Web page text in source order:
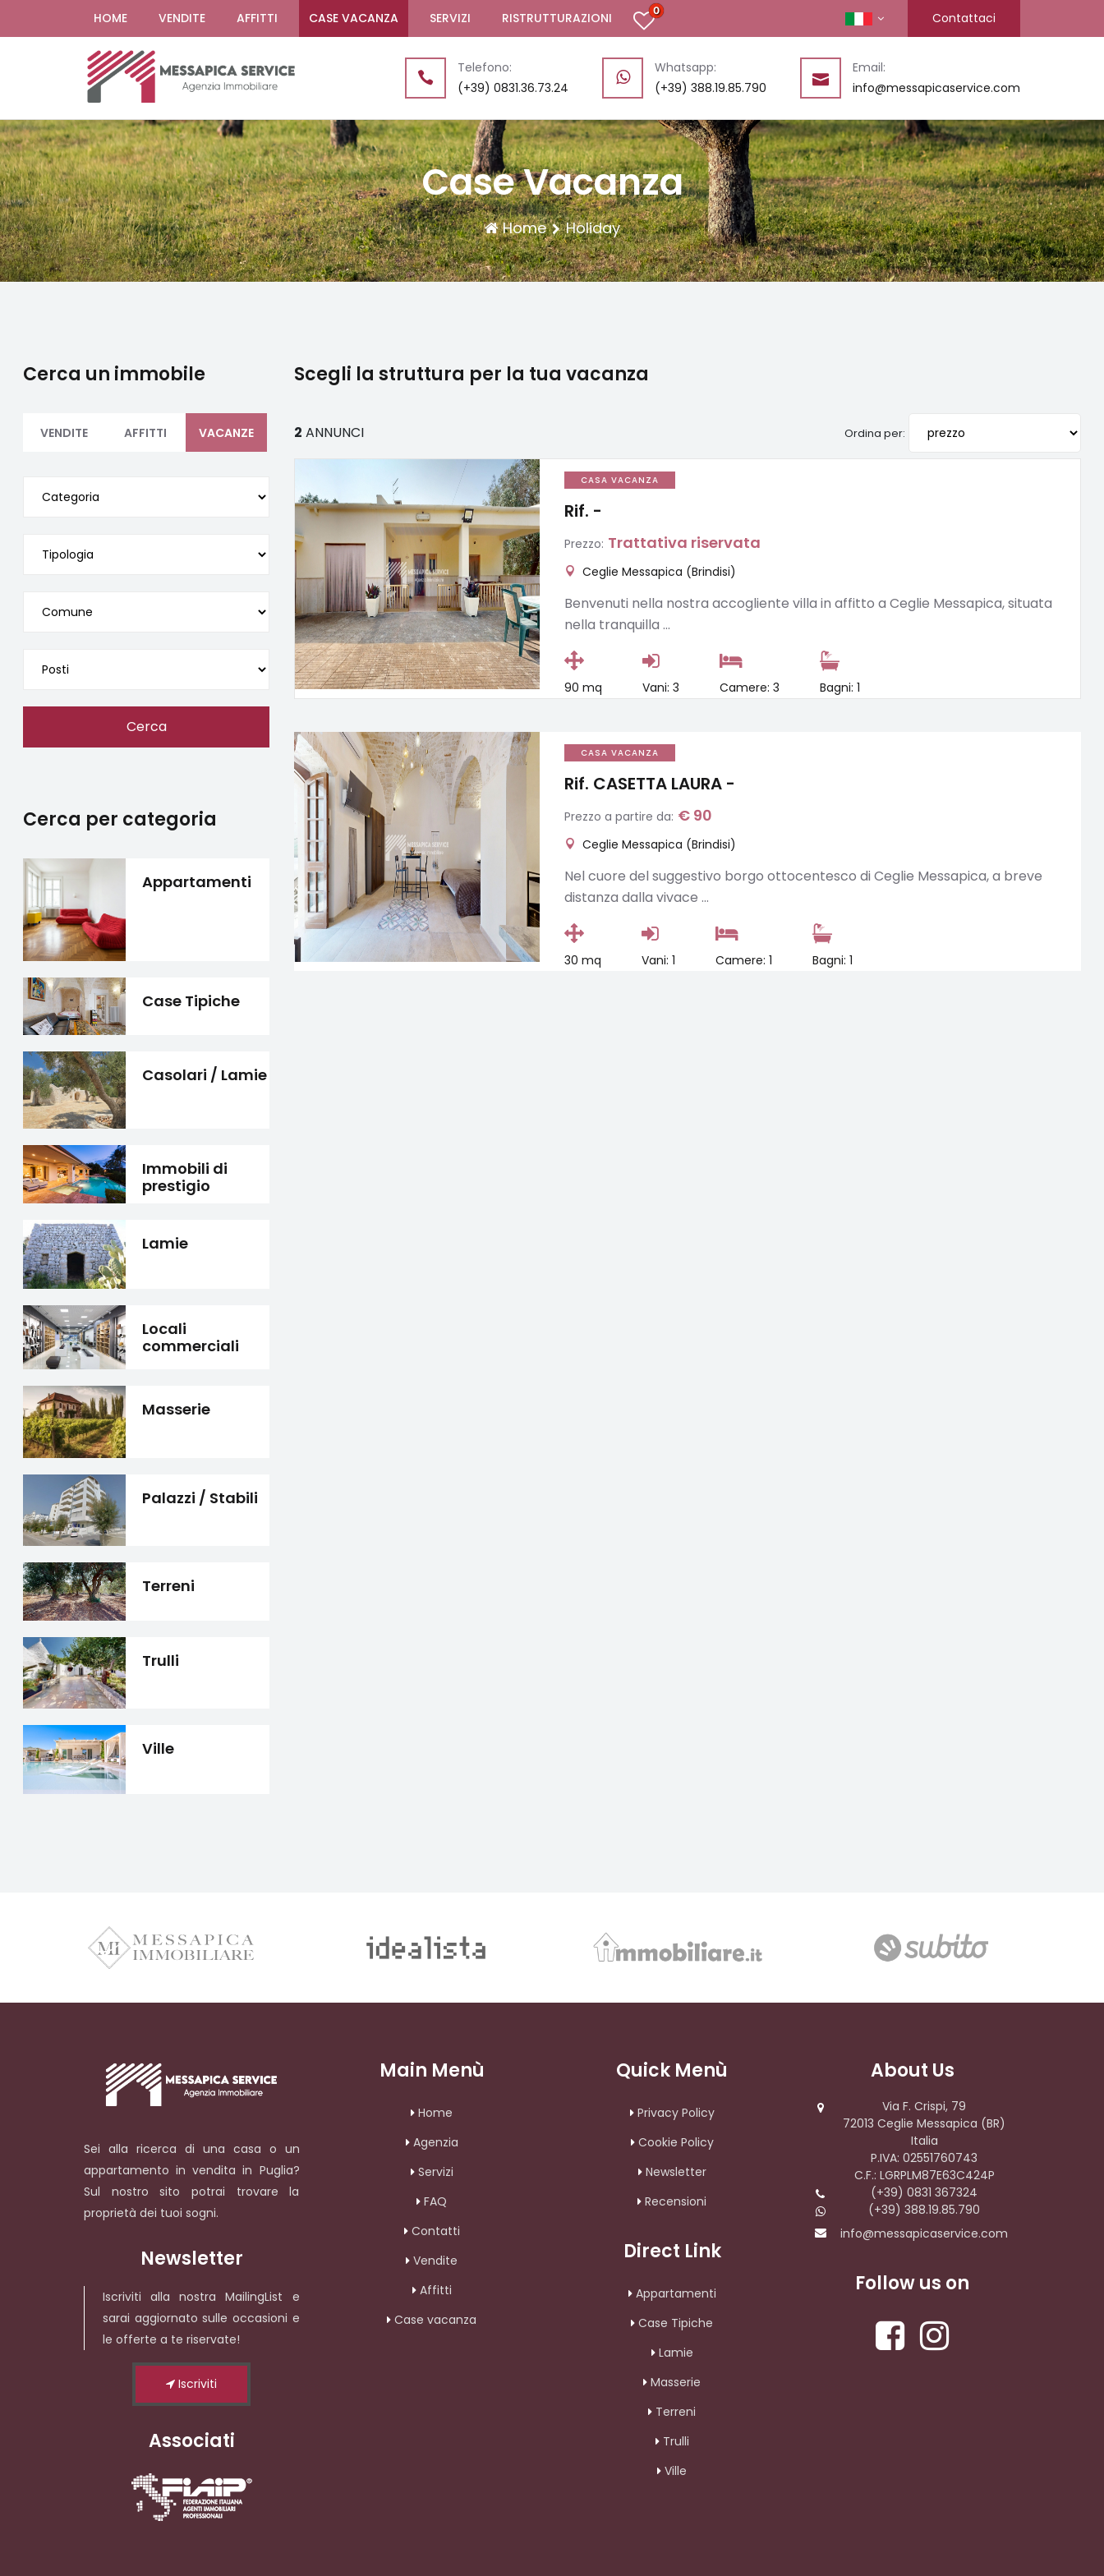
HOME VENDITE AFFITTI CASE VACANZA SERVIZI RISTRUTTURAZIONI 0 Contattaci
Telefono:
(+39) 0831.36.73.24
Whatsapp:
(+39) 388.19.85.790
Email:
info@messapicaservice.com
Case Vacanza
Home Holiday
Cerca un immobile
VENDITE AFFITTI VACANZE
Cerca
Cerca per categoria
Appartamenti
Case Tipiche
Casolari / Lamie
Immobili di
prestigio
Lamie
Locali
commerciali
Masserie
Palazzi / Stabili
Terreni
Trulli
Ville
Scegli la struttura per la tua vacanza
2 ANNUNCI Ordina per:
CASA VACANZA
Rif. -
Prezzo: Trattativa riservata
Ceglie Messapica (Brindisi)
Benvenuti nella nostra accogliente villa in affitto a Ceglie Messapica, situata
nella tranquilla ...
90 mq Vani: 3 Camere: 3 Bagni: 1
CASA VACANZA
Rif. CASETTA LAURA -
Prezzo a partire da: € 90
Ceglie Messapica (Brindisi)
Nel cuore del suggestivo borgo ottocentesco di Ceglie Messapica, a breve
distanza dalla vivace ...
30 mq Vani: 1 Camere: 1 Bagni: 1
Sei alla ricerca di una casa o un
appartamento in vendita in Puglia?
Sul nostro sito potrai trovare la
proprietà dei tuoi sogni.
Newsletter
Iscriviti alla nostra MailingList e
sarai aggiornato sulle occasioni e
le offerte a te riservate!
Iscriviti
Associati
Main Menù
Home
Agenzia
Servizi
FAQ
Contatti
Vendite
Affitti
Case vacanza
Quick Menù
Privacy Policy
Cookie Policy
Newsletter
Recensioni
Direct Link
Appartamenti
Case Tipiche
Lamie
Masserie
Terreni
Trulli
Ville
About Us
Via F. Crispi, 79
72013 Ceglie Messapica (BR)
Italia
P.IVA: 02551760743
C.F.: LGRPLM87E63C424P
(+39) 0831 367324
(+39) 388.19.85.790
info@messapicaservice.com
Follow us on